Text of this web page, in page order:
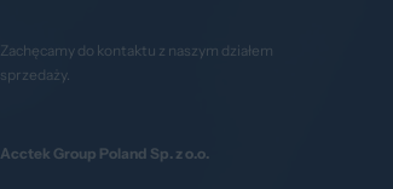
Zachęcamy do kontaktu z naszym działem
sprzedaży.
Acctek Group Poland Sp. z o.o.